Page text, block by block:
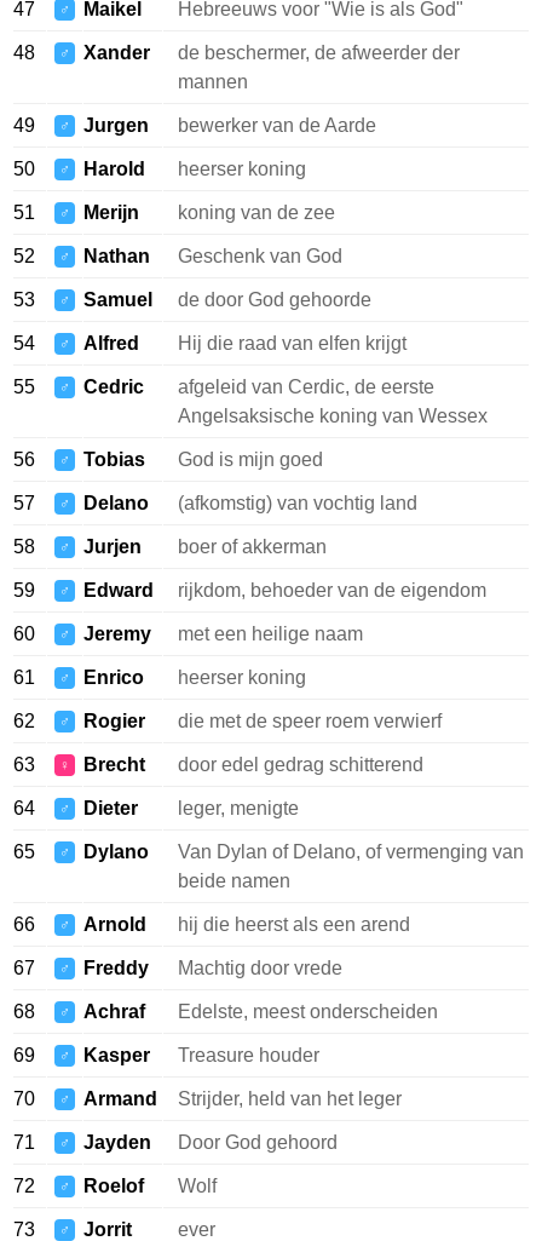
47 ♂ Maikel Hebreeuws voor "Wie is als God"
48 ♂ Xander
de beschermer, de afweerder der
mannen
49 ♂ Jurgen bewerker van de Aarde
50 ♂ Harold heerser koning
51 ♂ Merijn koning van de zee
52 ♂ Nathan Geschenk van God
53 ♂ Samuel de door God gehoorde
54 ♂ Alfred Hij die raad van elfen krijgt
55 ♂ Cedric
afgeleid van Cerdic, de eerste
Angelsaksische koning van Wessex
56 ♂ Tobias God is mijn goed
57 ♂ Delano (afkomstig) van vochtig land
58 ♂ Jurjen boer of akkerman
59 ♂ Edward rijkdom, behoeder van de eigendom
60 ♂ Jeremy met een heilige naam
61 ♂ Enrico heerser koning
62 ♂ Rogier die met de speer roem verwierf
63 ♀ Brecht door edel gedrag schitterend
64 ♂ Dieter leger, menigte
65 ♂ Dylano
Van Dylan of Delano, of vermenging van
beide namen
66 ♂ Arnold hij die heerst als een arend
67 ♂ Freddy Machtig door vrede
68 ♂ Achraf Edelste, meest onderscheiden
69 ♂ Kasper Treasure houder
70 ♂ Armand Strijder, held van het leger
71 ♂ Jayden Door God gehoord
72 ♂ Roelof Wolf
73 ♂ Jorrit ever